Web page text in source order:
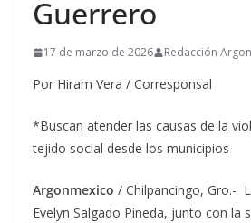
Guerrero
17 de marzo de 2026 Redacción
Por Hiram Vera / Corresponsal
*Buscan atender las causas de la
tejido social desde los municipios
Argonmexico / Chilpancingo, Gro.-
Evelyn Salgado Pineda, junto con la